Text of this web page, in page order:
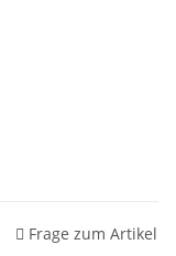
Frage zum Artikel